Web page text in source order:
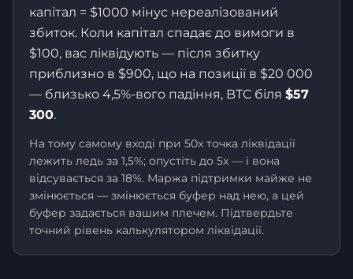
капітал = $1000 мінус нереалізований
збиток. Коли капітал спадає до вимоги в
$100, вас ліквідують — після збитку
приблизно в $900, що на позиції в $20 000
— близько 4,5%-вого падіння, BTC біля $57
300.
На тому самому вході при 50x точка ліквідації
лежить ледь за 1,5%; опустіть до 5x — і вона
відсувається за 18%. Маржа підтримки майже не
змінюється — змінюється буфер над нею, а цей
буфер задається вашим плечем. Підтвердьте
точний рівень калькулятором ліквідації.